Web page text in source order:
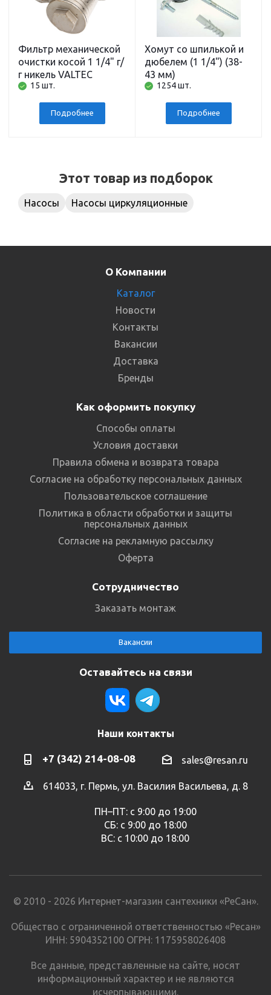
Фильтр механической
очистки косой 1 1/4" г/
г никель VALTEC
15 шт.
Подробнее
Хомут со шпилькой и
дюбелем (1 1/4") (38-
43 мм)
1254 шт.
Подробнее
Этот товар из подборок
Насосы Насосы циркуляционные
О Компании
Каталог
Новости
Контакты
Вакансии
Доставка
Бренды
Как оформить покупку
Способы оплаты
Условия доставки
Правила обмена и возврата товара
Согласие на обработку персональных данных
Пользовательское соглашение
Политика в области обработки и защиты
персональных данных
Согласие на рекламную рассылку
Оферта
Сотрудничество
Заказать монтаж
Вакансии
Оставайтесь на связи
Наши контакты
+7 (342) 214-08-08 sales@resan.ru
614033, г. Пермь, ул. Василия Васильева, д. 8
ПН–ПТ: с 9:00 до 19:00
СБ: с 9:00 до 18:00
ВС: с 10:00 до 18:00
© 2010 - 2026 Интернет-магазин сантехники «РеСан».
Общество с ограниченной ответственностью «Ресан»
ИНН: 5904352100 ОГРН: 1175958026408
Все данные, представленные на сайте, носят
информационный характер и не являются
исчерпывающими.